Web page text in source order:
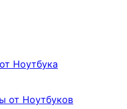
Ноутбука
от Ноутбуков